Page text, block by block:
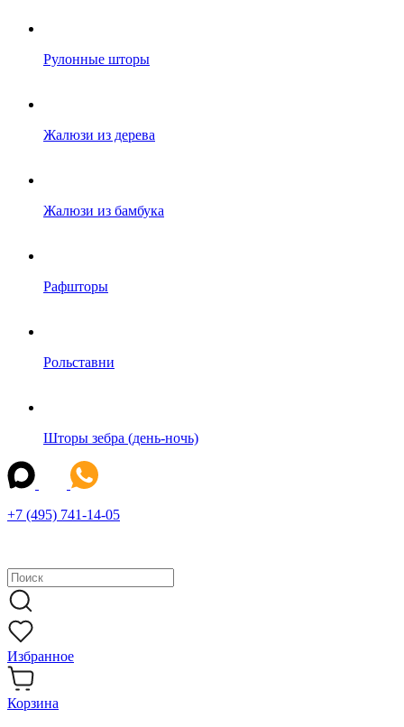
Рулонные шторы
Жалюзи из дерева
Жалюзи из бамбука
Рафшторы
Рольставни
Шторы зебра (день-ночь)
+7 (495) 741-14-05
Избранное
Корзина